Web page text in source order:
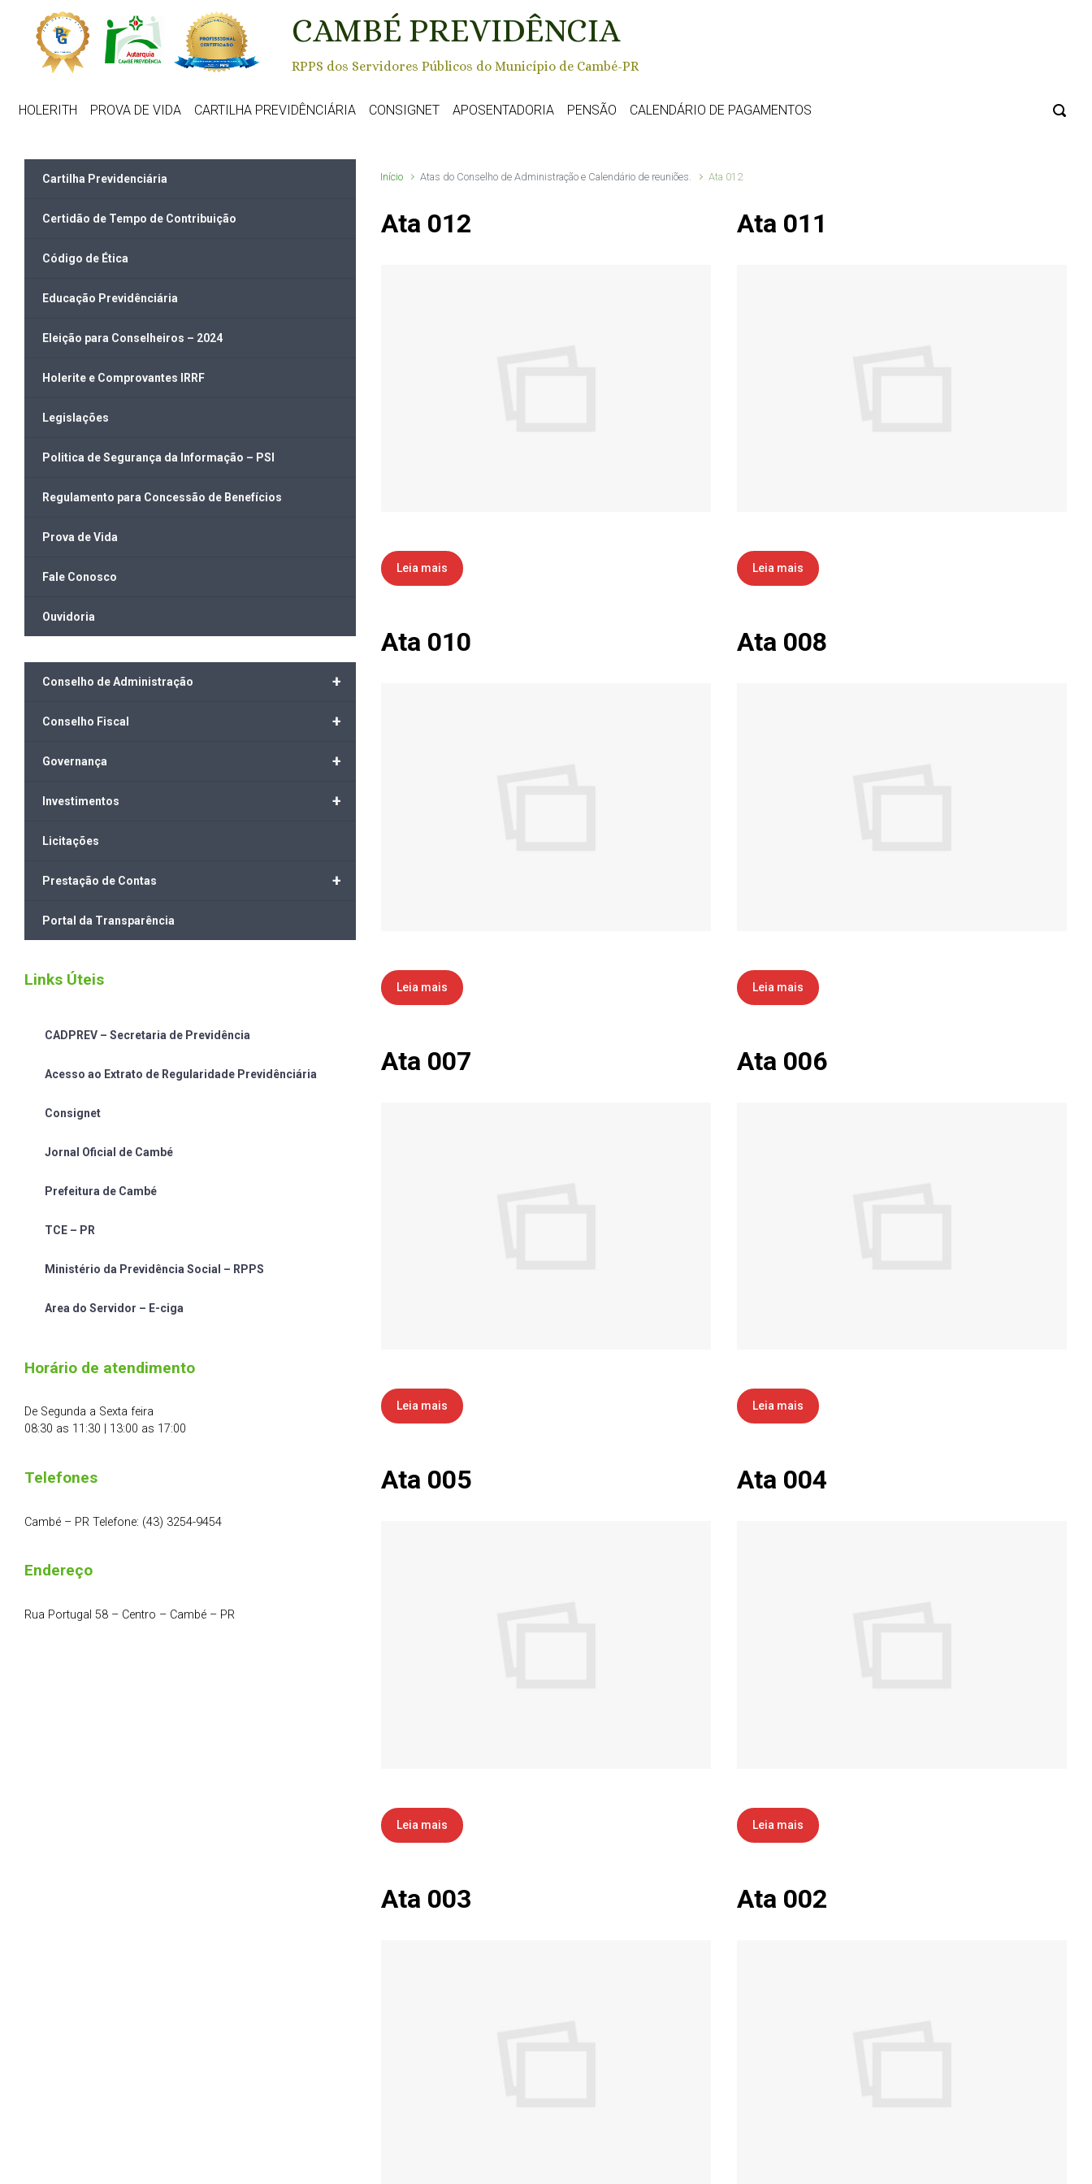
Skip to main content
CAMBÉ PREVIDÊNCIA
RPPS dos Servidores Públicos do Município de Cambé-PR
HOLERITH PROVA DE VIDA CARTILHA PREVIDÊNCIÁRIA CONSIGNET APOSENTADORIA PENSÃO CALENDÁRIO DE PAGAMENTOS
Início Atas do Conselho de Administração e Calendário de reuniões. Ata 012
Ata 012
Leia mais
Ata 011
Leia mais
Ata 010
Leia mais
Ata 008
Leia mais
Ata 007
Leia mais
Ata 006
Leia mais
Ata 005
Leia mais
Ata 004
Leia mais
Ata 003 Ata 002
Cartilha Previdenciária
Certidão de Tempo de Contribuição
Código de Ética
Educação Previdênciária
Eleição para Conselheiros – 2024
Holerite e Comprovantes IRRF
Legislações
Politica de Segurança da Informação – PSI
Regulamento para Concessão de Benefícios
Prova de Vida
Fale Conosco
Ouvidoria
+
Conselho de Administração
+
Conselho Fiscal
+
Governança
+
Investimentos
Licitações
+
Prestação de Contas
Portal da Transparência
Links Úteis
CADPREV – Secretaria de Previdência
Acesso ao Extrato de Regularidade Previdênciária
Consignet
Jornal Oficial de Cambé
Prefeitura de Cambé
TCE – PR
Ministério da Previdência Social – RPPS
Area do Servidor – E-ciga
Horário de atendimento
De Segunda a Sexta feira
08:30 as 11:30 | 13:00 as 17:00
Telefones
Cambé – PR Telefone: (43) 3254-9454
Endereço
Rua Portugal 58 – Centro – Cambé – PR